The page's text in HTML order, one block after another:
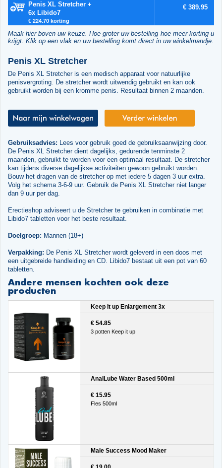
Penis XL Stretcher +
6x Libido7
€ 224.70 korting
€ 389.95
Maak hier boven uw keuze. Hoe groter uw bestelling hoe meer korting u
krijgt. Klik op een vlak en uw bestelling komt direct in uw winkelmandje.
Penis XL Stretcher
De Penis XL Stretcher is een medisch apparaat voor natuurlijke
penisvergroting. De stretcher wordt uitwendig gebruikt en kan ook
gebruikt worden bij een kromme penis. Resultaat binnen 2 maanden.
Gebruiksadvies: Lees voor gebruik goed de gebruiksaanwijzing door.
De Penis XL Stretcher dient dagelijks, gedurende tenminste 2
maanden, gebruikt te worden voor een optimaal resultaat. De stretcher
kan tijdens diverse dagelijkse activiteiten gewoon gebruikt worden.
Bouw het dragen van de stretcher op met iedere 5 dagen 3 uur extra.
Volg het schema 3-6-9 uur. Gebruik de Penis XL Stretcher niet langer
dan 9 uur per dag.
Erectieshop adviseert u de Stretcher te gebruiken in combinatie met
Libido7 tabletten voor het beste resultaat.
Doelgroep: Mannen (18+)
Verpakking: De Penis XL Stretcher wordt geleverd in een doos met
een uitgebreide handleiding en CD. Libido7 bestaat uit een pot van 60
tabletten.
Andere mensen kochten ook deze
producten
Keep it up Enlargement 3x
€ 54.85
3 potten Keep it up
AnalLube Water Based 500ml
€ 15.95
Fles 500ml
Male Success Mood Maker